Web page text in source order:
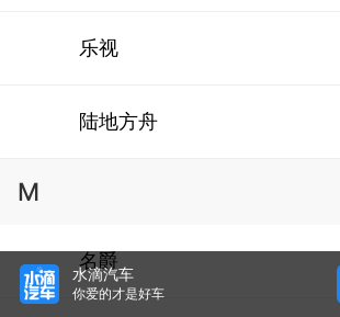
乐视
陆地方舟
M
名爵
水滴汽车
你爱的才是好车